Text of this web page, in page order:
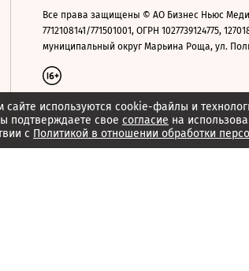
используются cookie-файлы и
подтверждаете свое согласие на
с Политикой в отношении обработки
Все права защищены © АО Бизнес Ньюс
7712108141/771501001, ОГРН 1027739124775,
муниципальный округ Марьина Роща, ул.